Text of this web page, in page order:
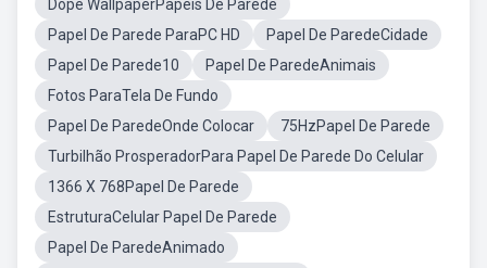
Dope WallpaperPapeis De Parede
Papel De Parede ParaPC HD
Papel De ParedeCidade
Papel De Parede10
Papel De ParedeAnimais
Fotos ParaTela De Fundo
Papel De ParedeOnde Colocar
75HzPapel De Parede
Turbilhão ProsperadorPara Papel De Parede Do Celular
1366 X 768Papel De Parede
EstruturaCelular Papel De Parede
Papel De ParedeAnimado